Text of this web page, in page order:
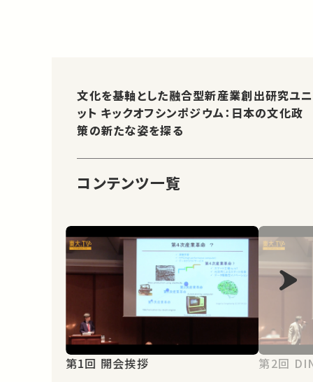
文化を基軸とした融合型新産業創出研究ユニ
ット キックオフシンポジウム：日本の文化政
策の新たな姿を探る
コンテンツ一覧
第1回 開会挨拶 第